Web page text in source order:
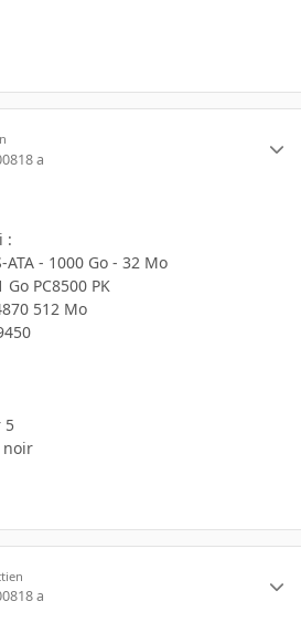
18 a
:
- 1000 Go - 32 Mo
PC8500 PK
512 Mo
5
noir
18 a